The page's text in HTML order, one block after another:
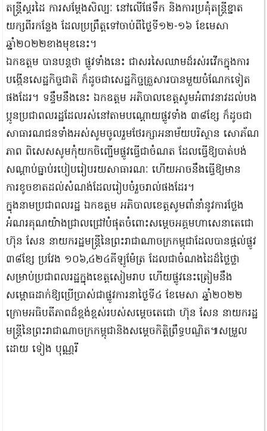
តន្រ្តីស្គរដៃ ការសម្តែងសិល្បៈ នៅលើផែទឹក និងការប្រគុំតន្រ្តីខ្នាត
យក្សពីរកន្លែង ដែលប្រព្រឹត្តទៅចាប់ពីថ្ងៃទី១២-១៦ ខែមេសា
ឆ្នាំ២០២២ខាងមុខនេះ។
ឯកឧត្តម បានបន្តថា ផ្លូវទាំងនេះ ជាសរសៃឈាមដ៏រស់រវេីកក្នុងការ
បង្កេីនសេដ្ឋកិច្ចជាតិ​ ក៏ដូចជាសេដ្ឋកិច្ចគ្រួសារបានមួយចំណែកទៀត
ផងដែរ។ ទន្ទឹមនឹងនេះ ឯកឧត្តម អភិបាលខេត្តសូមអំពាវនាវដល់បង
ប្អូនប្រជាពលរដ្ឋដែលរស់នៅតាមបណ្តោយផ្លូវទាំង ៣៨ខ្សែ ក៏ដូចជា
សាធារណជនទាំងអស់សូមចូលរួមថែរក្សាអនាម័យបរិស្ថាន សោភ័ណ
ភាព ពិសេសសូមកុំយកចិញ្ចើមផ្លូវធ្វើជាចំណត ដែលធ្វើឱ្យបាត់បង់
សណ្តាប់ធ្នាប់របៀបរៀបរយសាធារណៈ ហើយអាចនឹងធ្វើឱ្យមាន
ការខូចខាតដល់សំណង់ដែលរៀបចំរួចរាល់ផងដែរ។
ក្នុងនាមប្រជាពលរដ្ឋ ឯកឧត្តម អភិបាលខេត្តសូមពាំនាំនូវការថ្លែង
អំណរគុណយ៉ាងជ្រាលជ្រៅបំផុតចំពោះសម្តេចអគ្គមហាសេនាតេជោ
ហ៊ុន សែន នាយករដ្ឋមន្ត្រីនៃព្រះរាជាណាចក្រកម្ពុជាដែលបានផ្តល់ផ្លូវ
៣៨ខ្សែ ប្រវែង ១០៦,៤២៤គីឡូម៉ែត្រ ដែលជាចំណងដៃដ៏ថ្លៃថ្លា
សម្រាប់ប្រជាពលរដ្ឋក្នុងខេត្តសៀមរាប ហើយផ្លូវនេះត្រៀមនឹង
សម្ពោធដាក់ឱ្យប្រើប្រាស់ជាផ្លូវការនាថ្ងៃទី៤ ខែមេសា ឆ្នាំ២០២២
ក្រោមអធិបតីភាពដ៏ខ្ពង់ខ្ពស់របស់សម្តេចតេជោ ហ៊ុន សែន នាយករដ្ឋ
មន្ត្រីនៃព្រះរាជាណាចក្រកម្ពុជានិងសម្តេចកិត្តិព្រឹទ្ធបណ្ឌិត៕សម្រួល
ដោយ ទៀង បុណ្ណរី